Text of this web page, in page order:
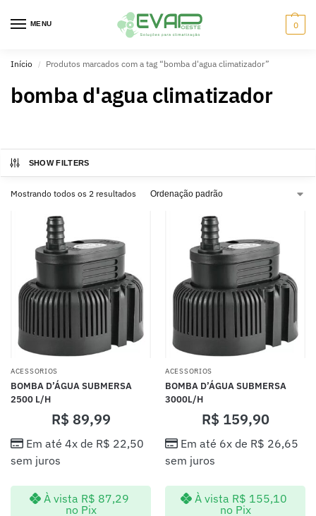
MENU 0
Início / Produtos marcados com a tag “bomba d'agua climatizador”
bomba d'agua climatizador
SHOW FILTERS
Mostrando todos os 2 resultados
ACESSORIOS
BOMBA D’ÁGUA SUBMERSA
2500 L/H
R$ 89,99
Em até 4x de R$ 22,50
sem juros
À vista R$ 87,29
no Pix
ACESSORIOS
BOMBA D’ÁGUA SUBMERSA
3000L/H
R$ 159,90
Em até 6x de R$ 26,65
sem juros
À vista R$ 155,10
no Pix